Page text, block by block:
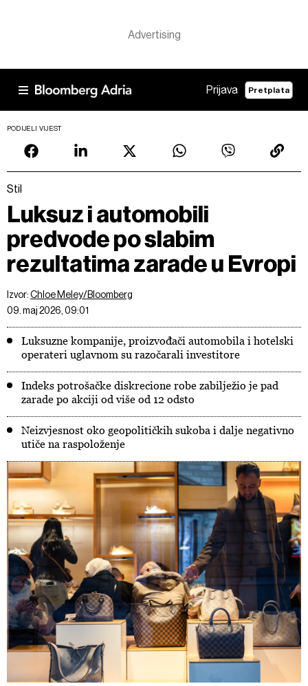
Prijava Pretplata
PODIJELI VIJEST
Stil
Luksuz i automobili
predvode po slabim
rezultatima zarade u Evropi
Izvor:Chloe Meley/Bloomberg
09. maj 2026, 09:01
Luksuzne kompanije, proizvođači automobila i hotelski
operateri uglavnom su razočarali investitore
Indeks potrošačke diskrecione robe zabilježio je pad
zarade po akciji od više od 12 odsto
Neizvjesnost oko geopolitičkih sukoba i dalje negativno
utiče na raspoloženje